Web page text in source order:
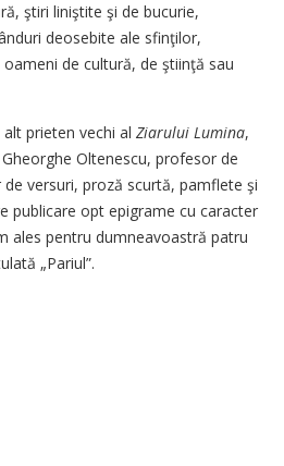
ştiri liniştite şi de bucurie,
deosebite ale sfinţilor,
de cultură, de ştiinţă sau
prieten vechi al Ziarului Lumina,
Oltenescu, profesor de
versuri, proză scurtă, pamflete şi
publicare opt epigrame cu caracter
ales pentru dumneavoastră patru
„Pariul”.